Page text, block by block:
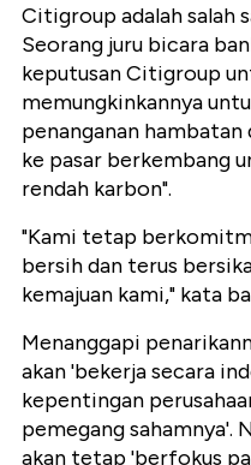
Citigroup adalah salah
Seorang juru bicara
keputusan Citigroup
memungkinkannya
penanganan
ke pasar berkembang
rendah karbon".
"Kami tetap
bersih dan terus
kemajuan kami," kata
Menanggapi
akan 'bekerja secara
kepentingan
pemegang sahamnya'.
akan tetap 'berfokus